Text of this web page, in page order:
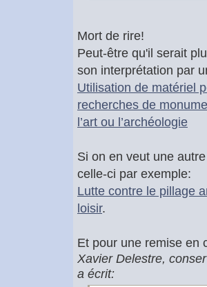
Mort de rire!
Peut-être qu'il serait
son interprétation par
Utilisation de matériel
recherches de
l’art ou l’archéologie
Si on en veut une
celle-ci par exemple:
Lutte contre le pillage
loisir.
Et pour une remise en
Xavier Delestre,
a écrit: